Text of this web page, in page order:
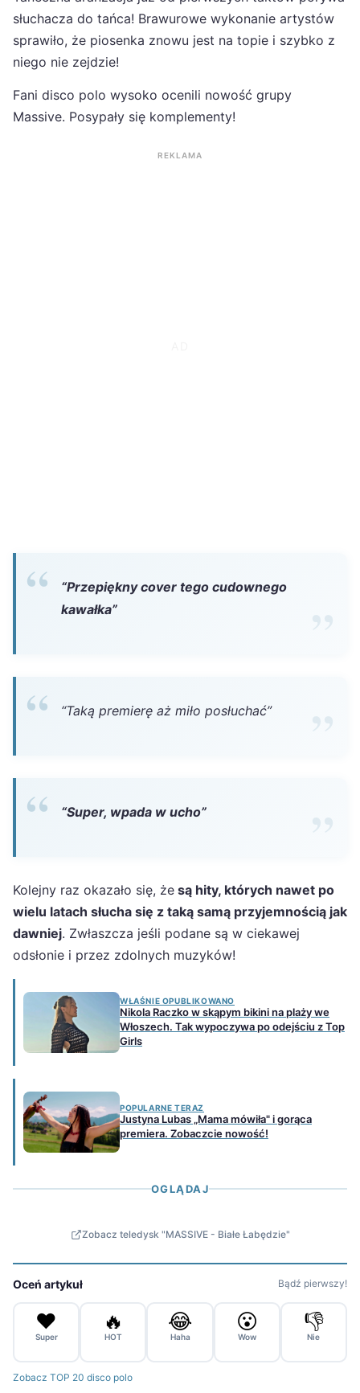
słuchacza do tańca! Brawurowe wykonanie artystów
sprawiło, że piosenka znowu jest na topie i szybko z
niego nie zejdzie!
Fani disco polo wysoko ocenili nowość grupy
Massive. Posypały się komplementy!
REKLAMA
“Przepiękny cover tego cudownego
kawałka”
“Taką premierę aż miło posłuchać”
“Super, wpada w ucho”
Kolejny raz okazało się, że są hity, których nawet po
wielu latach słucha się z taką samą przyjemnością jak
dawniej. Zwłaszcza jeśli podane są w ciekawej
odsłonie i przez zdolnych muzyków!
WŁAŚNIE OPUBLIKOWANO
Nikola Raczko w skąpym bikini na plaży we
Włoszech. Tak wypoczywa po odejściu z Top
Girls
POPULARNE TERAZ
Justyna Lubas „Mama mówiła" i gorąca
premiera. Zobaczcie nowość!
OGLĄDAJ
Zobacz teledysk "MASSIVE - Białe Łabędzie"
Oceń artykuł Bądź pierwszy!
❤️
Super
🔥
HOT
😂
Haha
😮
Wow
👎
Nie
Zobacz TOP 20 disco polo